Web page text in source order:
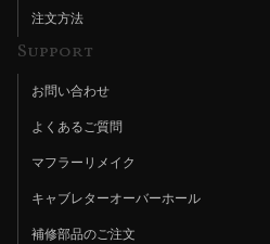
注文方法
Support
お問い合わせ
よくあるご質問
マフラーリメイク
キャブレターオーバーホール
補修部品のご注文